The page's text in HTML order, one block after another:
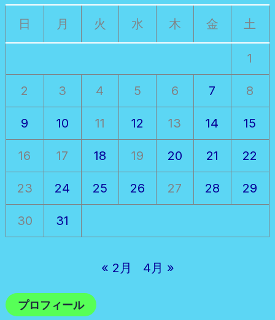
日 月 火 水 木 金 土
1
2 3 4 5 6 7 8
9 10 11 12 13 14 15
16 17 18 19 20 21 22
23 24 25 26 27 28 29
30 31
« 2月 4月 »
プロフィール